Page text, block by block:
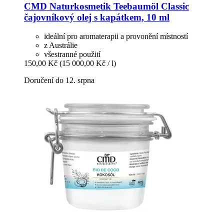
CMD Naturkosmetik Teebaumöl Classic
čajovníkový olej s kapátkem, 10 ml
ideální pro aromaterapii a provonění místností
z Austrálie
všestranné použití
150,00 Kč (15 000,00 Kč / l)
Doručení do 12. srpna